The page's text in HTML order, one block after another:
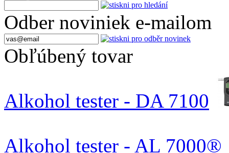
Odber noviniek e-mailom
Obľúbený tovar
Alkohol tester - DA 7100
Alkohol tester - AL 7000®